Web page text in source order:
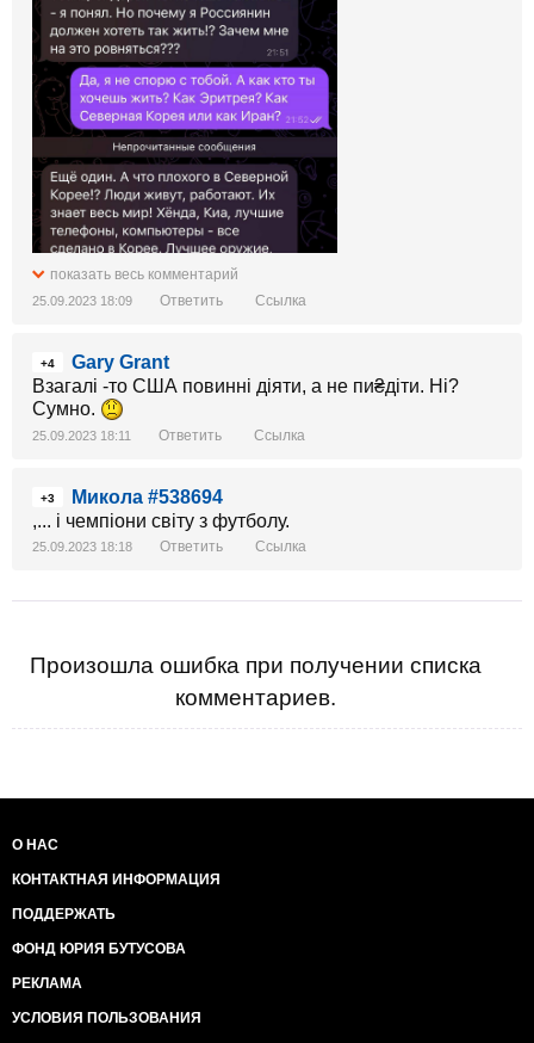
показать весь комментарий
25.09.2023 18:09 Ответить Ссылка
+4
Gary Grant
Взагалі -то США повинні діяти, а не пи₴діти. Ні?
Сумно.
25.09.2023 18:11 Ответить Ссылка
+3
Микола #538694
,... і чемпіони світу з футболу.
25.09.2023 18:18 Ответить Ссылка
Произошла ошибка при получении списка
комментариев.
О НАС
КОНТАКТНАЯ ИНФОРМАЦИЯ
ПОДДЕРЖАТЬ
ФОНД ЮРИЯ БУТУСОВА
РЕКЛАМА
УСЛОВИЯ ПОЛЬЗОВАНИЯ